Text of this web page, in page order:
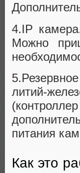
4.IP
Можно
литий-
питания
Как это